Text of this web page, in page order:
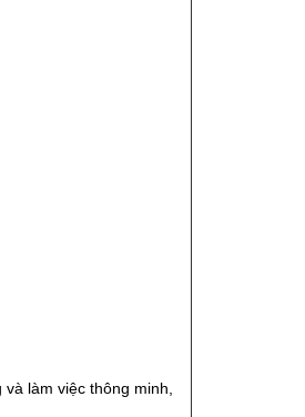
làm việc thông minh,